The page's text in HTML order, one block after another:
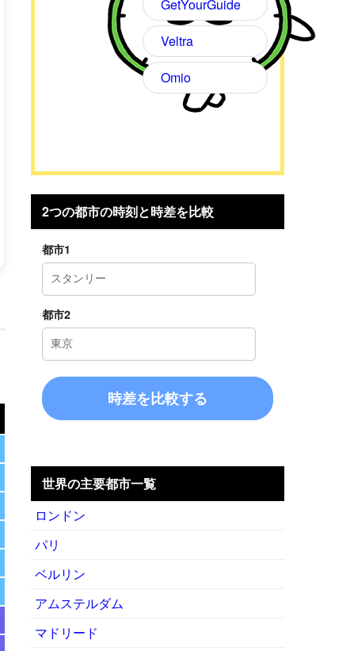
GetYourGuide
Veltra
Omio
2つの都市の時刻と時差を比較
都市1
都市2
時差を比較する
世界の主要都市一覧
ロンドン
パリ
ベルリン
アムステルダム
マドリード